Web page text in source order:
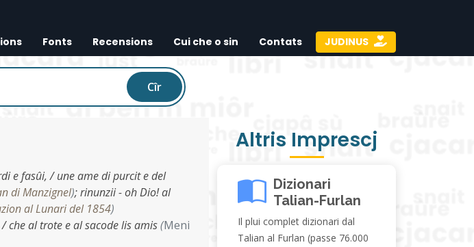
Fonts Recensions Cui che o sin Contats JUDINUS
Cîr
e fasûi, / une ame di purcit e del
di Manzignel);rinunzii - oh Dio! al
al Lunari del 1854)
che al trote e al sacode lis amis(Meni
Altris Imprescj
Dizionari
Talian-Furlan
Il plui complet dizionari dal
Talian al Furlan (passe 76.000